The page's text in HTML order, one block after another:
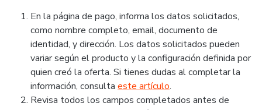
En la página de pago, informa los datos solicitados,
como nombre completo, email, documento de
identidad, y dirección. Los datos solicitados pueden
variar según el producto y la configuración definida por
quien creó la oferta. Si tienes dudas al completar la
información, consulta este artículo.
Revisa todos los campos completados antes de